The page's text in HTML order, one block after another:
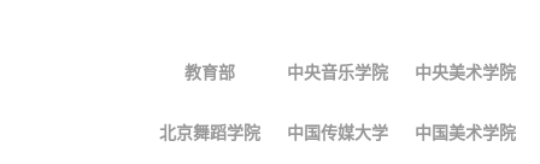
教育部 中央音乐学院 中央美术学院
北京舞蹈学院 中国传媒大学 中国美术学院